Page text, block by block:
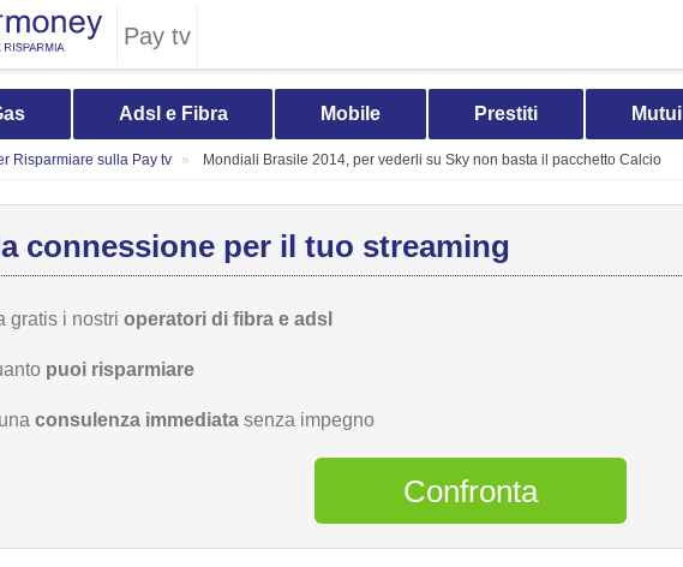
Pay tv
Adsl e Fibra Mobile Prestiti Mutui
Risparmiare sulla Pay tv Mondiali Brasile 2014, per vederli su Sky non basta il pacchetto Calcio
connessione per il tuo streaming
gratis i nostri operatori di fibra e adsl
puoi risparmiare
consulenza immediata senza impegno
Confronta